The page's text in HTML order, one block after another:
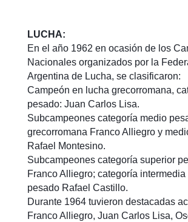
LUCHA:
En el año 1962 en ocasión de los
Nacionales organizados por la
Argentina de Lucha, se clasificaron:
Campeón en lucha grecorromana,
pesado: Juan Carlos Lisa.
Subcampeones categoría medio
grecorromana Franco Alliegro y
Rafael Montesino.
Subcampeones categoría superior
Franco Alliegro; categoría
pesado Rafael Castillo.
Durante 1964 tuvieron destacadas
Franco Alliegro, Juan Carlos Lisa,